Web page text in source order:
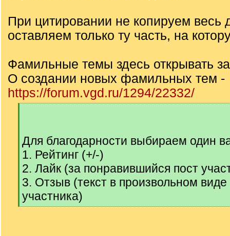
При цитировании не копируем весь
оставляем только ту часть, на
Фамильные темы здесь открывать
О создании новых фамильных тем -
https://forum.vgd.ru/1294/22332/
Для благодарности выбираем один
1. Рейтинг (+/-)
2. Лайк (за понравившийся пост
3. Отзыв (текст в произвольном
участника)
[